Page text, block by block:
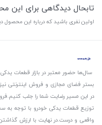
تابحال دیدگاهی برای این
اولین نفری باشید که درباره این محصول
سال‌ها حضور معتبر در بازار قطعات
بستر فضای مجازی و فروش اینترنتی
در این مسیر رضایت شما را جلب کنیم.
توزیع قطعات یدکی خودرو با توجه به
واقعی و درست.در نهایت با ارزش